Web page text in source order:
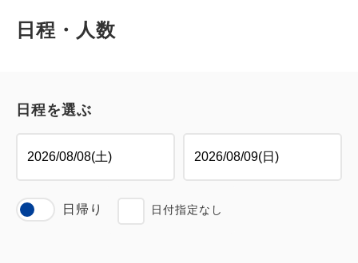
日程・人数
日程を選ぶ
日帰り 日付指定なし